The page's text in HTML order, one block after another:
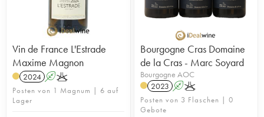
Vin de France L'Estrade
Maxime Magnon
2024 AK
Posten von 1 Magnum | 6 auf
Lager
Bourgogne Cras Domaine
de la Cras - Marc Soyard
Bourgogne AOC
2023 AK
Posten von 3 Flaschen | 0
Gebote